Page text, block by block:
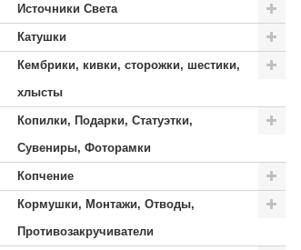
Источники Света
Катушки
Кембрики, кивки, сторожки, шестики,
хлысты
Копилки, Подарки, Статуэтки,
Сувениры, Фоторамки
Копчение
Кормушки, Монтажи, Отводы,
Противозакручиватели